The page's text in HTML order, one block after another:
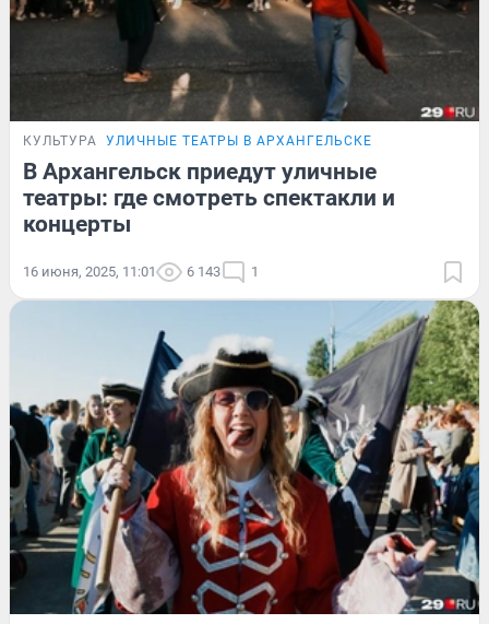
КУЛЬТУРА УЛИЧНЫЕ ТЕАТРЫ В АРХАНГЕЛЬСКЕ
В Архангельск приедут уличные
театры: где смотреть спектакли и
концерты
16 июня, 2025, 11:01 6 143 1